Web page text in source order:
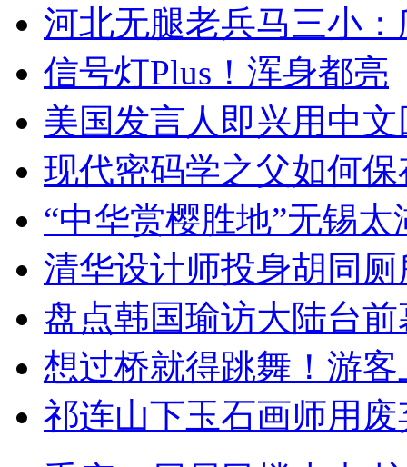
河北无腿老兵马三小
信号灯Plus！浑身都亮
美国发言人即兴用中
现代密码学之父如何
“中华赏樱胜地”无锡
清华设计师投身胡同
盘点韩国瑜访大陆台
想过桥就得跳舞！游客
祁连山下玉石画师用